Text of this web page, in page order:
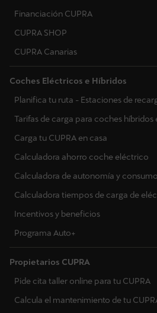
Financiación CUPRA
CUPRA SHOP
CUPRA Canarias
Coches Eléctricos e Híbridos
Planifica tu ruta - Estaciones de
Tarifas de carga para coches
Carga tu CUPRA en casa
Calculadora ahorro coche eléctrico
Calculadora de autonomía y
Calculadora tiempos de carga de
Incentivos y beneficios
Programa Auto+
Propietarios CUPRA
Pide cita taller online para tu CUPRA
Calcula el mantenimiento de tu